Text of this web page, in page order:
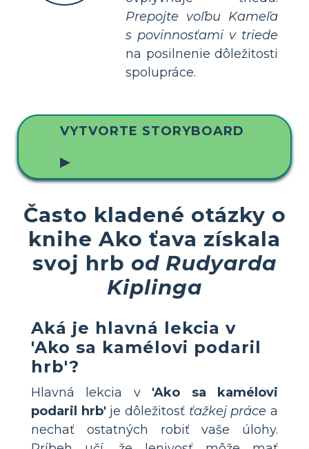
Prepojte voľbu Kameľa
s povinnosťami v triede
na posilnenie dôležitosti
spolupráce.
VYTVORTE STORYBOARD
▶
Často kladené otázky o
knihe Ako ťava získala
svoj hrb od Rudyarda
Kiplinga
Aká je hlavná lekcia v
'Ako sa kamélovi podaril
hrb'?
Hlavná lekcia v 'Ako sa kamélovi
podaril hrb'je dôležitosť ťažkej práce a
nechať ostatných robiť vaše úlohy.